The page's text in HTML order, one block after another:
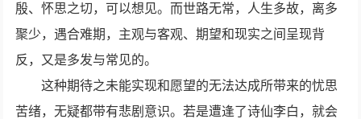
殷、怀思之切，可以想见。而世路无常，人生多故，离多
聚少，遇合难期，主观与客观、期望和现实之间呈现背
反，又是多发与常见的。
这种期待之未能实现和愿望的无法达成所带来的忧思
苦绪，无疑都带有悲剧意识。若是遭逢了诗仙李白，就会